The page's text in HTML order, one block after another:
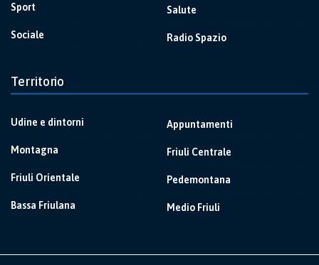
Sport
Sociale
Salute
Radio Spazio
Territorio
Udine e dintorni
Montagna
Friuli Orientale
Bassa Friulana
Appuntamenti
Friuli Centrale
Pedemontana
Medio Friuli